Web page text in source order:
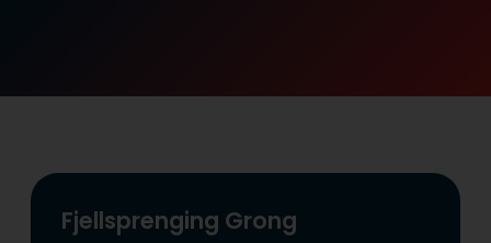
Fjellsprenging Grong